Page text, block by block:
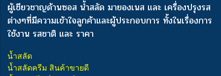
ผู้เชียวชาญด้านซอส น้ำสลัด มายองเนส และ เครื่องปรุงรส
ต่างๆที่มีความเข้าใจลูกค้าและผู้ประกอบการ ทั้งในเรื่องการ
ใช้งาน รสชาติ และ ราคา
น้ำสลัด
น้ำสลัดครีม สินค้าขายดี